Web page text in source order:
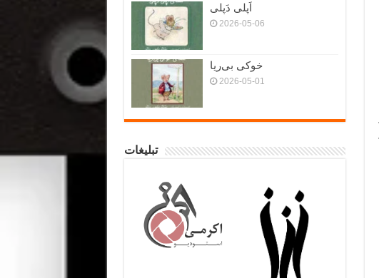
اَپلی دَپلی
2026-05-06
خوکی بی‌ریا
2026-05-01
تبلیغات